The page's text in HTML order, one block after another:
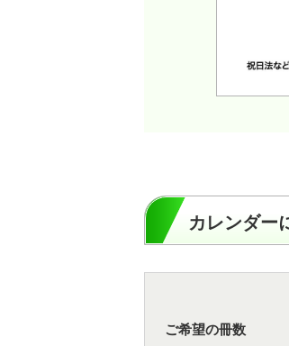
カレンダー
ご希望の冊数